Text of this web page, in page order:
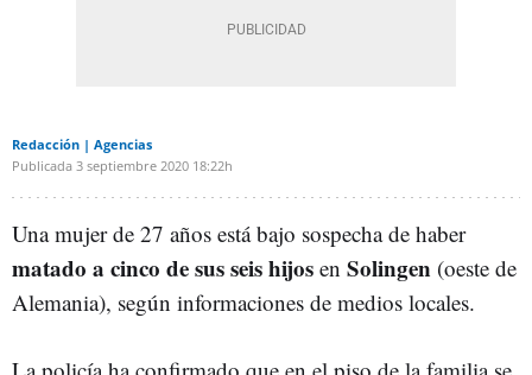
Redacción | Agencias
Publicada 3 septiembre 2020 18:22h
Una mujer de 27 años está bajo sospecha de haber
matado a cinco de sus seis hijos en Solingen (oeste de
Alemania), según informaciones de medios locales.